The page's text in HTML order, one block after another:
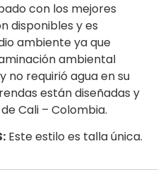
con los mejores
disponibles y es
ambiente ya que
ambiental
no requirió agua en su
están diseñadas y
Cali – Colombia.
Este estilo es talla única.